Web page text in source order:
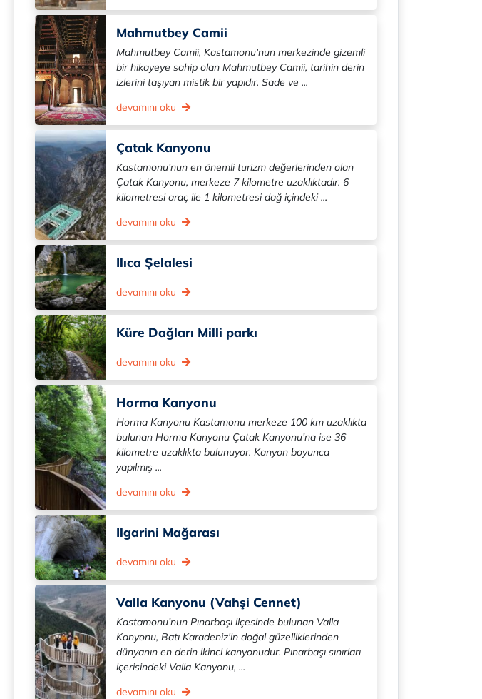
Mahmutbey Camii
Mahmutbey Camii, Kastamonu'nun merkezinde gizemli
bir hikayeye sahip olan Mahmutbey Camii, tarihin derin
izlerini taşıyan mistik bir yapıdır. Sade ve ...
devamını oku
Çatak Kanyonu
Kastamonu’nun en önemli turizm değerlerinden olan
Çatak Kanyonu, merkeze 7 kilometre uzaklıktadır. 6
kilometresi araç ile 1 kilometresi dağ içindeki ...
devamını oku
Ilıca Şelalesi
devamını oku
Küre Dağları Milli parkı
devamını oku
Horma Kanyonu
Horma Kanyonu Kastamonu merkeze 100 km uzaklıkta
bulunan Horma Kanyonu Çatak Kanyonu’na ise 36
kilometre uzaklıkta bulunuyor. Kanyon boyunca
yapılmış ...
devamını oku
Ilgarini Mağarası
devamını oku
Valla Kanyonu (Vahşi Cennet)
Kastamonu’nun Pınarbaşı ilçesinde bulunan Valla
Kanyonu, Batı Karadeniz'in doğal güzelliklerinden
dünyanın en derin ikinci kanyonudur. Pınarbaşı sınırları
içerisindeki Valla Kanyonu, ...
devamını oku